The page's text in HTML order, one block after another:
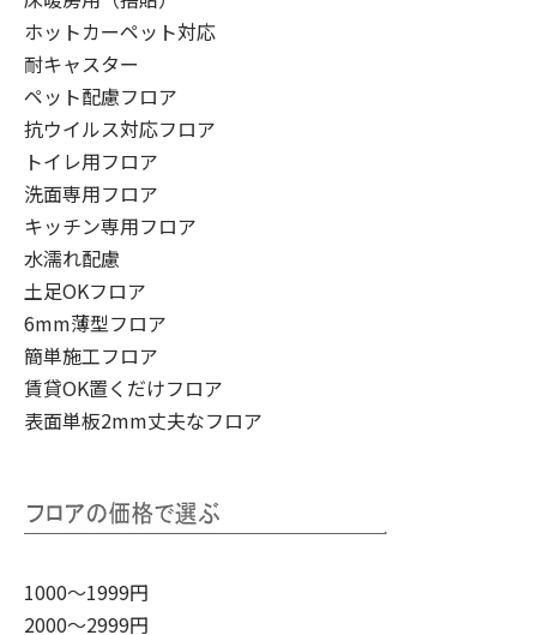
ホットカーペット対応
耐キャスター
ペット配慮フロア
抗ウイルス対応フロア
トイレ用フロア
洗面専用フロア
キッチン専用フロア
水濡れ配慮
土足OKフロア
6mm薄型フロア
簡単施工フロア
賃貸OK置くだけフロア
表面単板2mm丈夫なフロア
1000～1999円
2000～2999円